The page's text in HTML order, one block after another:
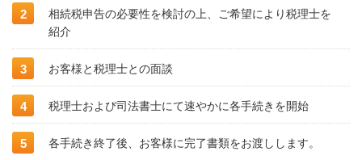
相続税申告の必要性を検討の上、ご希望により税理士を
紹介
お客様と税理士との面談
税理士および司法書士にて速やかに各手続きを開始
各手続き終了後、お客様に完了書類をお渡しします。